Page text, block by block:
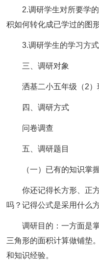
2.调研学生对所要学
积如何转化成已学过的图
3.调研学生的学习方式
三、调研对象
洒基二小五年级（2）
四、调研方式
问卷调查
五、调研题目
（一）已有的知识掌
你还记得长方形、正
吗？记得公式是采用什么
调研目的：一方面是
三角形的面积计算做铺垫
和知识经验。